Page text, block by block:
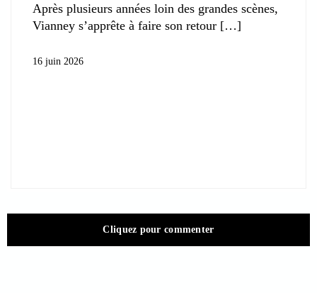
Après plusieurs années loin des grandes scènes,
Vianney s’apprête à faire son retour
16 juin 2026
Cliquez pour commenter